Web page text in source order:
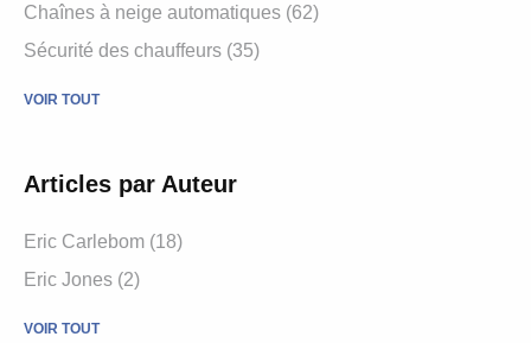
Chaînes à neige automatiques (62)
Sécurité des chauffeurs (35)
VOIR TOUT
Articles par Auteur
Eric Carlebom (18)
Eric Jones (2)
VOIR TOUT